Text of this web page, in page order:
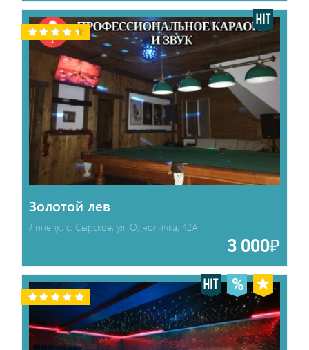
Золотой лев
Липецк, с. Сырское, ул. Одноличка, 42А
3 000₽